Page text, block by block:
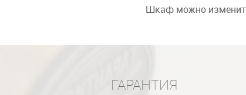
Шкаф можно
ГАРАНТИЯ